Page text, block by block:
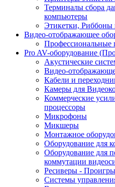
Терминалы сбора
компьютеры
Этикетки, Риббоны
Видео-отображающее
Профессиональные
Pro AV-оборудование
Акустические
Видео-
Кабели и
Камеры для
Коммерческие
процессоры
Микрофоны
Микшеры
Монтажное
Оборудование для
Оборудование для
коммутации
Ресиверы -
Системы